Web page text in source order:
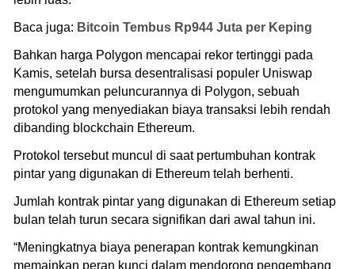
Baca juga: Bitcoin Tembus Rp944 Juta per Keping
Bahkan harga Polygon mencapai rekor tertinggi pada
Kamis, setelah bursa desentralisasi populer Uniswap
mengumumkan peluncurannya di Polygon, sebuah
protokol yang menyediakan biaya transaksi lebih rendah
dibanding blockchain Ethereum.
Protokol tersebut muncul di saat pertumbuhan kontrak
pintar yang digunakan di Ethereum telah berhenti.
Jumlah kontrak pintar yang digunakan di Ethereum setiap
bulan telah turun secara signifikan dari awal tahun ini.
“Meningkatnya biaya penerapan kontrak kemungkinan
memainkan peran kunci dalam mendorong pengembang